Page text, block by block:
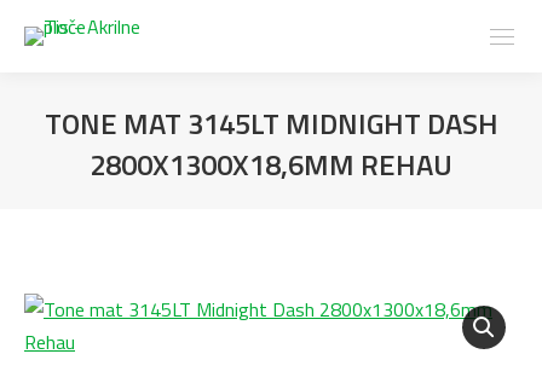
TONE MAT 3145LT MIDNIGHT DASH
2800X1300X18,6MM REHAU